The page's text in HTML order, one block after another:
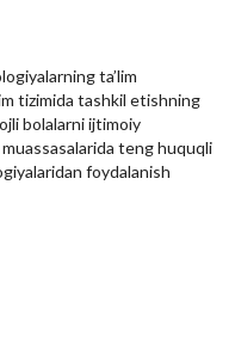
ta’lim
tizimida tashkil etishning
bolalarni ijtimoiy
teng huquqli
foydalanish